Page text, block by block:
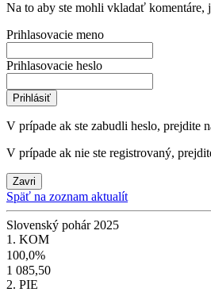
Na to aby ste mohli vkladať komentáre,
Prihlasovacie meno
Prihlasovacie heslo
Prihlásiť
V prípade ak ste zabudli heslo, prejdite
V prípade ak nie ste registrovaný,
Zavri
Späť na zoznam aktualít
Slovenský pohár 2025
1. KOM
100,0%
1 085,50
2. PIE